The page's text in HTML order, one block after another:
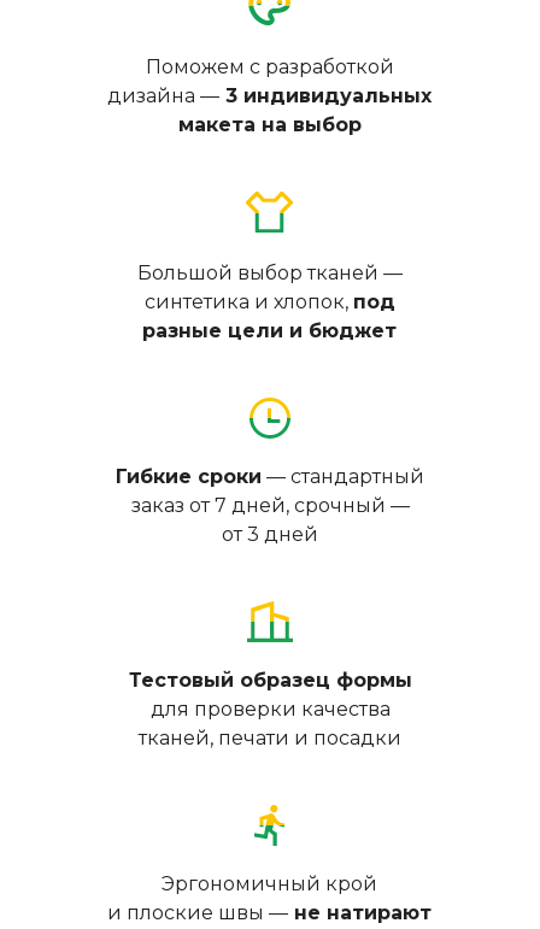
Эргономичный крой
и плоские швы — не натирают
Большой выбор тканей —
синтетика и хлопок, под
разные цели и бюджет
Тестовый образец формы
для проверки качества
тканей, печати и посадки
Поможем с разработкой
дизайна — 3 индивидуальных
макета на выбор
Гибкие сроки — стандартный
заказ от 7 дней, срочный —
от 3 дней